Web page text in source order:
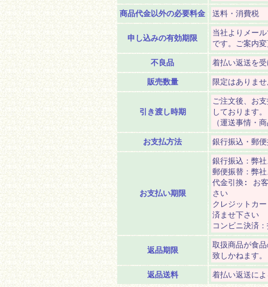
商品代金以外の必要料金 送料・消費税
申し込みの有効期限
当社よりメー
です。ご案内
不良品 着払い返送を
販売数量 限定はありま
引き渡し時期
ご注文後、お
しております。
（運送事情・
お支払方法 銀行振込・郵
お支払い期限
銀行振込：弊
郵便振替：弊
代金引換: お客
さい
クレジットカ
済ませ下さい
コンビニ決済
返品期限
取扱商品が食
致しかねます。
返品送料 着払い返送に